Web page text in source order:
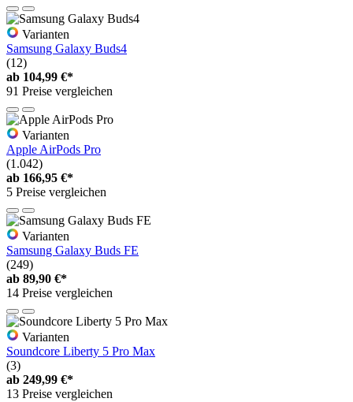
Varianten
Samsung Galaxy Buds4
(12)
ab 104,99 €*
91 Preise vergleichen
Varianten
Apple AirPods Pro
(1.042)
ab 166,95 €*
5 Preise vergleichen
Varianten
Samsung Galaxy Buds FE
(249)
ab 89,90 €*
14 Preise vergleichen
Varianten
Soundcore Liberty 5 Pro Max
(3)
ab 249,99 €*
13 Preise vergleichen